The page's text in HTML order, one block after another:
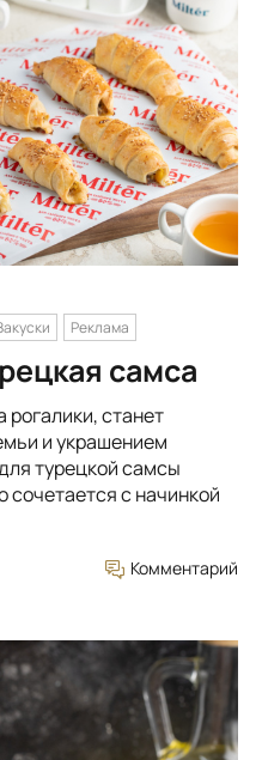
Реклама
самса
станет
и украшением
турецкой самсы
сочетается с начинкой
Комментарий